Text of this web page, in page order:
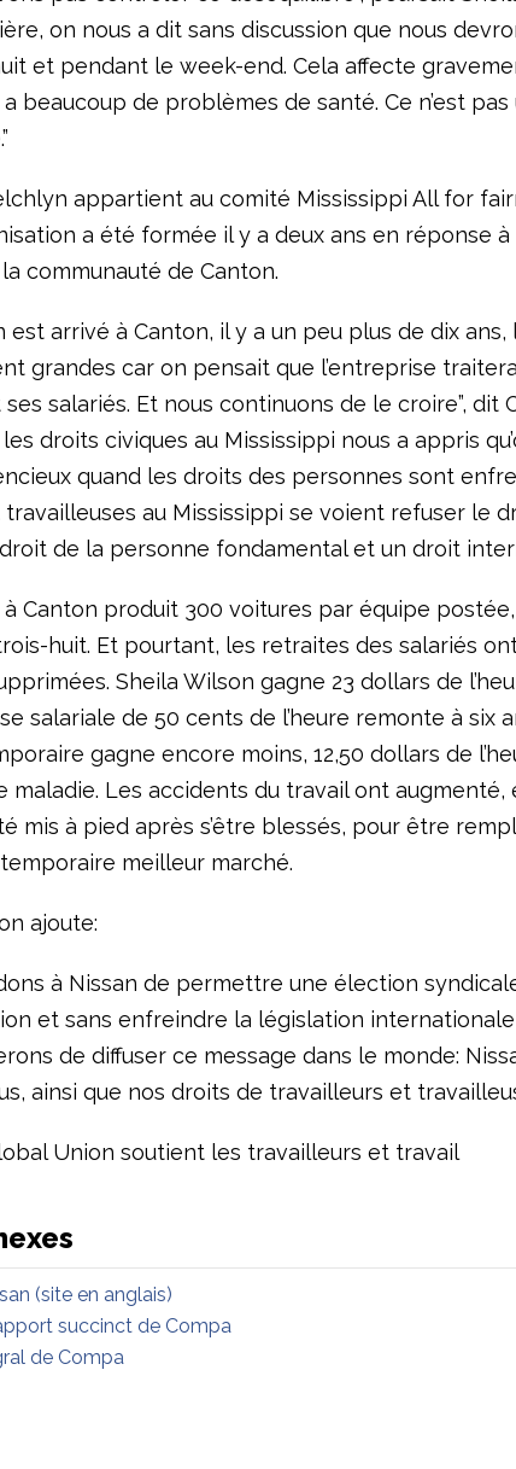
on nous a dit sans discussion que nous
et pendant le week-end. Cela affecte
beaucoup de problèmes de santé. Ce n’est
appartient au comité Mississippi All for
a été formée il y a deux ans en réponse à
communauté de Canton.
est arrivé à Canton, il y a un peu plus de dix ans,
grandes car on pensait que l’entreprise
salariés. Et nous continuons de le croire”, dit
droits civiques au Mississippi nous a appris
quand les droits des personnes sont
au Mississippi se voient refuser le
de la personne fondamental et un droit
à Canton produit 300 voitures par équipe
huit. Et pourtant, les retraites des salariés
Sheila Wilson gagne 23 dollars de
salariale de 50 cents de l’heure remonte à six
gagne encore moins, 12,50 dollars de
maladie. Les accidents du travail ont augmenté,
mis à pied après s’être blessés, pour être
meilleur marché.
ajoute:
à Nissan de permettre une élection
et sans enfreindre la législation
de diffuser ce message dans le monde:
ainsi que nos droits de travailleurs et
Union soutient les travailleurs et travail
(site en anglais)
succinct de Compa
de Compa